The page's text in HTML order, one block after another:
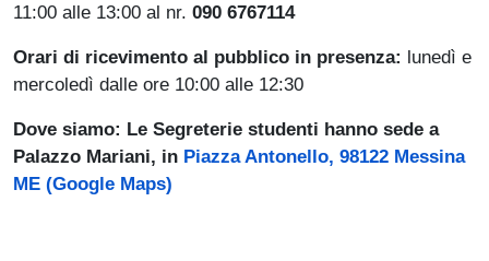
11:00 alle 13:00 al nr. 090 6767114
Orari di ricevimento al pubblico in presenza: lunedì e
mercoledì dalle ore 10:00 alle 12:30
Dove siamo: Le Segreterie studenti hanno sede a
Palazzo Mariani, in Piazza Antonello, 98122 Messina
ME (Google Maps)